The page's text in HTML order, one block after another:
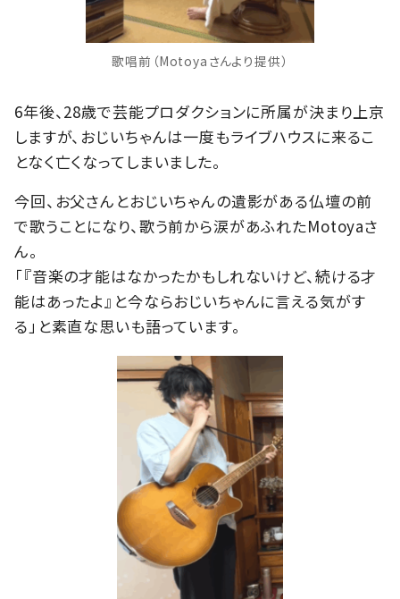
歌唱前（Motoyaさんより提供）
6年後、28歳で芸能プロダクションに所属が決まり上京
しますが、おじいちゃんは一度もライブハウスに来るこ
となく亡くなってしまいました。
今回、お父さんとおじいちゃんの遺影がある仏壇の前
で歌うことになり、歌う前から涙があふれたMotoyaさ
ん。
「『音楽の才能はなかったかもしれないけど、続ける才
能はあったよ』と今ならおじいちゃんに言える気がす
る」と素直な思いも語っています。